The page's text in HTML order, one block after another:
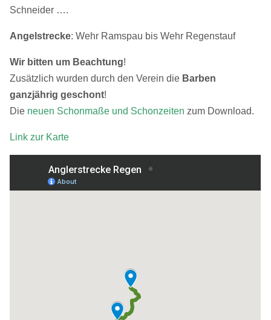
Schneider ….
Angelstrecke: Wehr Ramspau bis Wehr Regenstauf
Wir bitten um Beachtung!
Zusätzlich wurden durch den Verein die Barben
ganzjährig geschont!
Die neuen Schonmaße und Schonzeiten zum Download.
Link zur Karte